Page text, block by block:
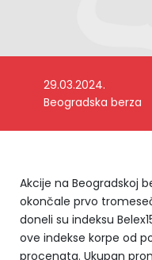
29.03.2024.
Beogradska berza
Akcije na Beogradskoj
okončale prvo
doneli su indeksu
ove indekse korpe od
procenata. Ukupan